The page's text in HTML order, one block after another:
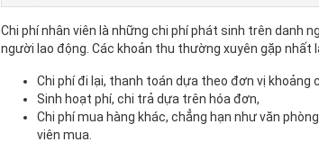
Chi phí nhân viên là những chi phí phát sinh trên danh
người lao động. Các khoản thu thường xuyên gặp nhất
Chi phí đi lại, thanh toán dựa theo đơn vị khoảng
Sinh hoạt phí, chi trả dựa trên hóa đơn,
Chi phí mua hàng khác, chẳng hạn như văn
viên mua.